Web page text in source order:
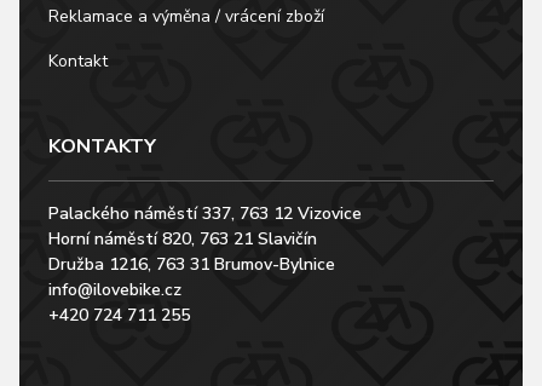
Reklamace a výměna / vrácení zboží
Kontakt
KONTAKTY
Palackého náměstí 337, 763 12 Vizovice
Horní náměstí 820, 763 21 Slavičín
Družba 1216, 763 31 Brumov-Bylnice
info@ilovebike.cz
+420 724 711 255